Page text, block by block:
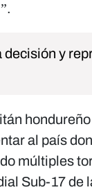
y
hondureño
al país
múltiples
Sub-17 de